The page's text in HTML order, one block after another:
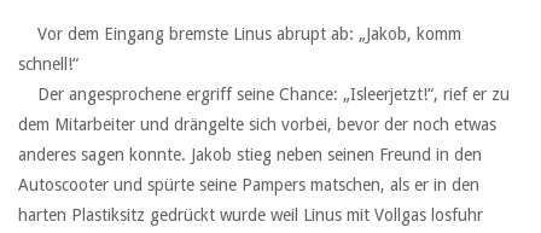
schnell!“
dem Mitarbeiter und drängelte sich vorbei, bevor der noch etwas
anderes sagen konnte. Jakob stieg neben seinen Freund in den
Autoscooter und spürte seine Pampers matschen, als er in den
harten Plastiksitz gedrückt wurde weil Linus mit Vollgas losfuhr